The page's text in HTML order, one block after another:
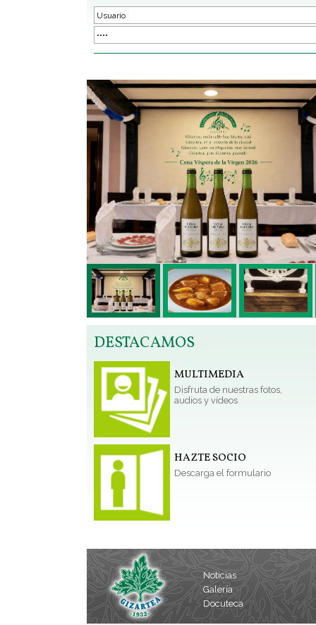
DESTACAMOS
MULTIMEDIA
Disfruta de nuestras fotos,
audios y vídeos
HAZTE SOCIO
Descarga el formulario
Noticias
Galería
Docuteca